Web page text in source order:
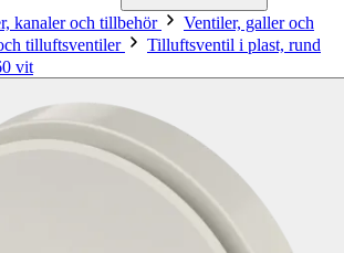
kanaler och tillbehör
Ventiler, galler och
tilluftsventiler
Tilluftsventil i plast, rund
vit